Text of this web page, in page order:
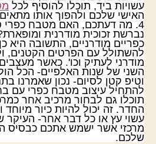
עשויות ביד, תוכלו להוסיף לכל
האישי שלכם ולהפוך אותו
4. מה דעתכם, האם מטבח כפרי
נברשת זכוכית מודרנית
כפריים מודרניים, התשובה היא
להשתולל עם הפרטים הקטנים,
מודרני לעתיק וכו'. כאשר
השני של שנות האלפיים- הכל
וטיפ קטן לסיום- נכון שאמרנו
להתחיל עיצוב מטבח כפרי עם
תוכלו גם לבחור מרכיב אחר
החדר. זה יכול להיות כיור מיוחד
עשוי עץ או כל דבר אחר- העיקר
מרכזי אשר ישמש אתכם כבסיס
שלכם.